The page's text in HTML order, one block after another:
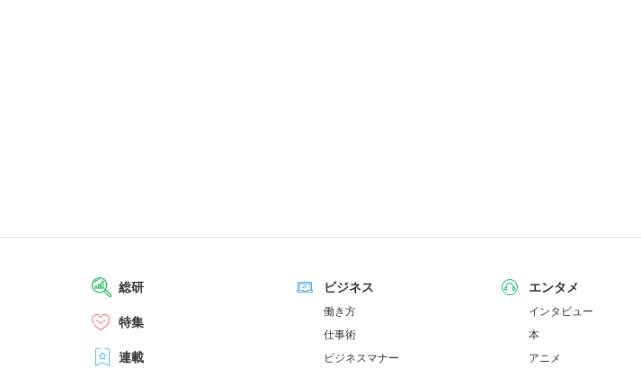
総研
特集
連載
ビジネス
働き方
仕事術
ビジネスマナー
エンタメ
インタビュー
本
アニメ